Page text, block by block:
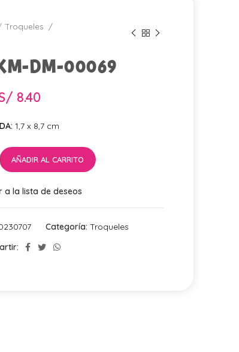
Troqueles
DM-00069
8.40
1,7 x 8,7 cm
AÑADIR AL CARRITO
a la lista de deseos
Categoría: Troqueles